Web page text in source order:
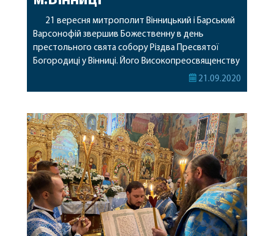
21 вересня митрополит Вінницький і Барський
Варсонофій звершив Божественну в день
престольного свята собору Різдва Пресвятої
Богородиці у Вінниці. Його Високопреосвященству
співслужив архієпископ Городницький Олександр,
настоятель собору прот. Олексій Мельничук,
ігумен Лемешівського монастиря архім Марк
(Барановський) та духовенство міста. По
завершені літургії відбулось вшанування […]
21.09.2020